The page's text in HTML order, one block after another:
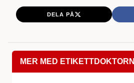
DELA PÅ
MER MED ETIKETTDOKTORN